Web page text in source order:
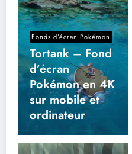
Fonds d’écran Pokémon
Tortank – Fond
d’écran
Pokémon en 4K
sur mobile et
ordinateur